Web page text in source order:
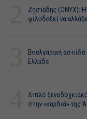
Ζησιάδης (ONYX):
φιλοδοξεί να
Βουλγαρική ασπίδα
Ελλάδα
Διπλό
στην «καρδιά» της